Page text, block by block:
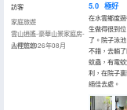
訪客
家庭旅遊
雲山逍遙-豪華山景家庭房-
山裡悠悠
入住於2026年08月
5.0 極好
在水雲鄉度
生做得很到
了。院子泳
不錯，去躺
蚊蟲，有電
利，在院子
絕佳去處。